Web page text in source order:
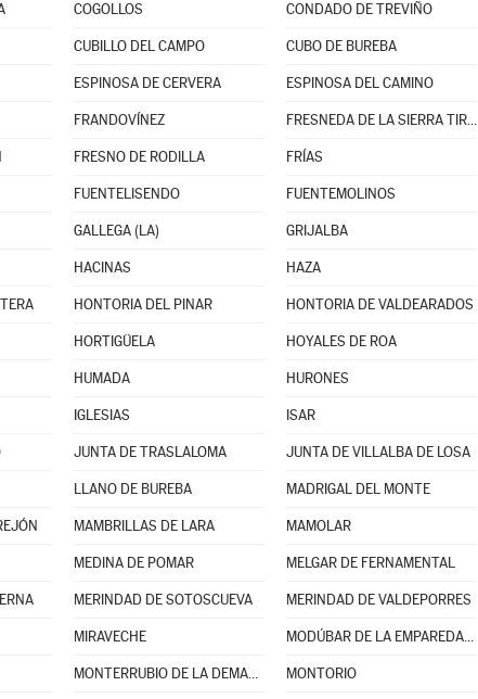
COGOLLOS CONDADO DE TREVIÑO
CUBILLO DEL CAMPO CUBO DE BUREBA
ESPINOSA DE CERVERA ESPINOSA DEL CAMINO
FRANDOVÍNEZ FRESNEDA DE LA SIERRA TIRÓN
FRESNO DE RODILLA FRÍAS
FUENTELISENDO FUENTEMOLINOS
GALLEGA (LA) GRIJALBA
HACINAS HAZA
HONTORIA DEL PINAR HONTORIA DE VALDEARADOS
HORTIGÜELA HOYALES DE ROA
HUMADA HURONES
IGLESIAS ISAR
JUNTA DE TRASLALOMA JUNTA DE VILLALBA DE LOSA
LLANO DE BUREBA MADRIGAL DEL MONTE
MAMBRILLAS DE LARA MAMOLAR
MEDINA DE POMAR MELGAR DE FERNAMENTAL
MERINDAD DE SOTOSCUEVA MERINDAD DE VALDEPORRES
MIRAVECHE MODÚBAR DE LA EMPAREDADA
MONTERRUBIO DE LA DEMANDA MONTORIO